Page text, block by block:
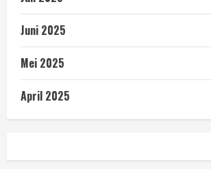
Juni 2025
Mei 2025
April 2025